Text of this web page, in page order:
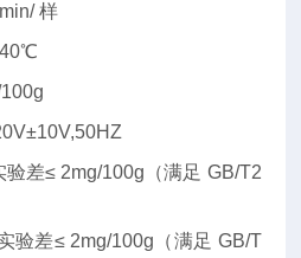
样
验差≤ 2mg/100g （满足 GB/T2
验差≤ 2mg/100g （满足 GB/T